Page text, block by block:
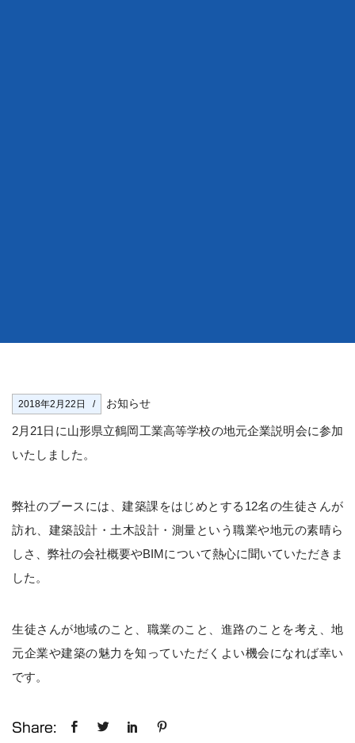
2018年2月22日 お知らせ
2月21日に山形県立鶴岡工業高等学校の地元企業説明会に参加
いたしました。
弊社のブースには、建築課をはじめとする12名の生徒さんが
訪れ、建築設計・土木設計・測量という職業や地元の素晴ら
しさ、弊社の会社概要やBIMについて熱心に聞いていただきま
した。
生徒さんが地域のこと、職業のこと、進路のことを考え、地
元企業や建築の魅力を知っていただくよい機会になれば幸い
です。
Share: